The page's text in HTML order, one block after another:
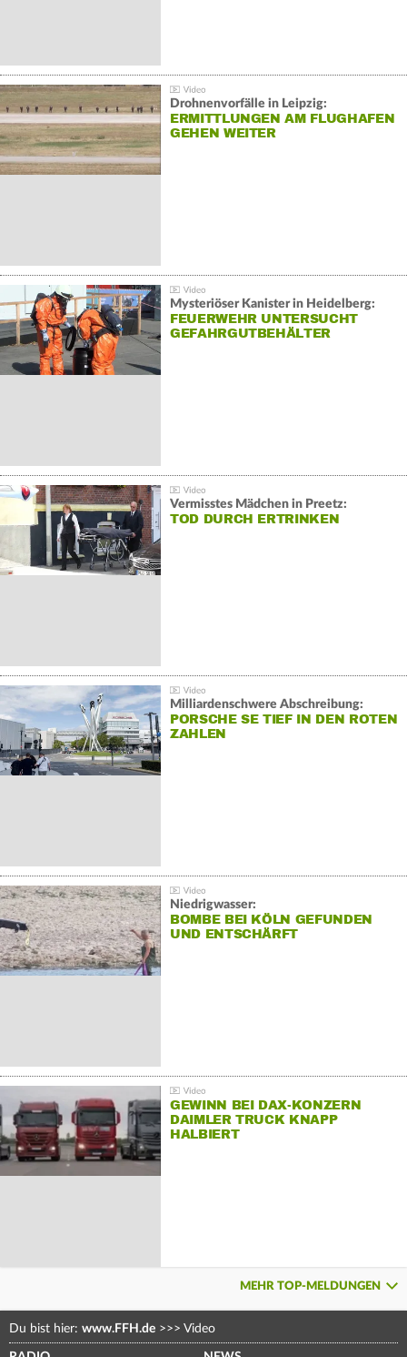
Drohnenvorfälle in Leipzig:
ERMITTLUNGEN AM FLUGHAFEN
GEHEN WEITER
Mysteriöser Kanister in Heidelberg:
FEUERWEHR UNTERSUCHT
GEFAHRGUTBEHÄLTER
Vermisstes Mädchen in Preetz:
TOD DURCH ERTRINKEN
Milliardenschwere Abschreibung:
PORSCHE SE TIEF IN DEN ROTEN
ZAHLEN
Niedrigwasser:
BOMBE BEI KÖLN GEFUNDEN
UND ENTSCHÄRFT
GEWINN BEI DAX-KONZERN
DAIMLER TRUCK KNAPP
HALBIERT
MEHR TOP-MELDUNGEN
Du bist hier: www.FFH.de >>> Video